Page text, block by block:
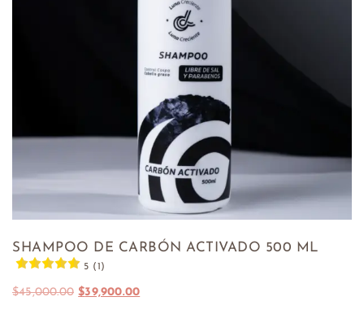
SHAMPOO DE CARBÓN ACTIVADO 500 ML
5 (1)
$45,000.00 $39,900.00